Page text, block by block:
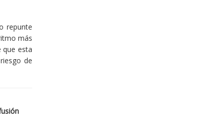
repunte
más
que esta
de